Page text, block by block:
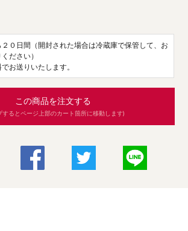
０日間（開封された場合は冷蔵庫で保管して、お
ださい）
お送りいたします。
この商品を注文する
するとページ上部のカート箇所に移動します)